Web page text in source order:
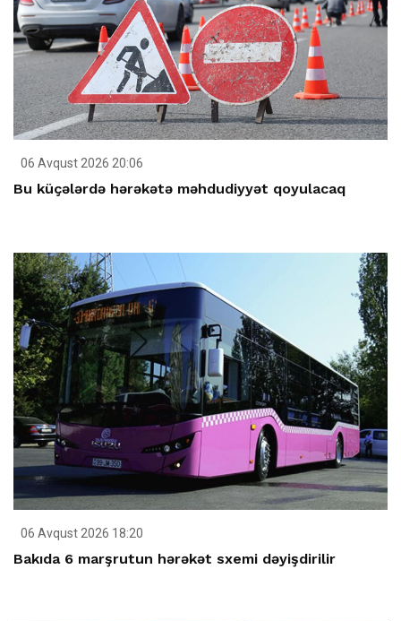
06 Avqust 2026 20:06
Bu küçələrdə hərəkətə məhdudiyyət qoyulacaq
06 Avqust 2026 18:20
Bakıda 6 marşrutun hərəkət sxemi dəyişdirilir